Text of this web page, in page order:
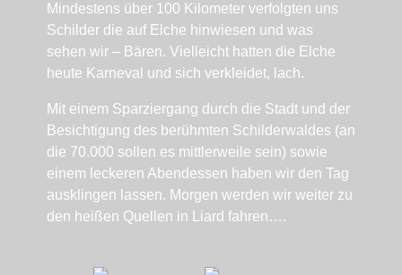
Mindestens über 100 Kilometer verfolgten uns
Schilder die auf Elche hinwiesen und was
sehen wir – Bären. Vielleicht hatten die Elche
heute Karneval und sich verkleidet, lach.
Mit einem Sparziergang durch die Stadt und der
Besichtigung des berühmten Schilderwaldes (an
die 70.000 sollen es mittlerweile sein) sowie
einem leckeren Abendessen haben wir den Tag
ausklingen lassen. Morgen werden wir weiter zu
den heißen Quellen in Liard fahren….